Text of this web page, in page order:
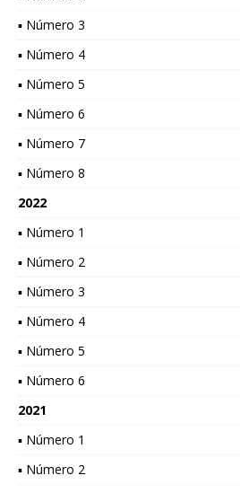
▪ Número 3
▪ Número 4
▪ Número 5
▪ Número 6
▪ Número 7
▪ Número 8
2022
▪ Número 1
▪ Número 2
▪ Número 3
▪ Número 4
▪ Número 5
▪ Número 6
2021
▪ Número 1
▪ Número 2